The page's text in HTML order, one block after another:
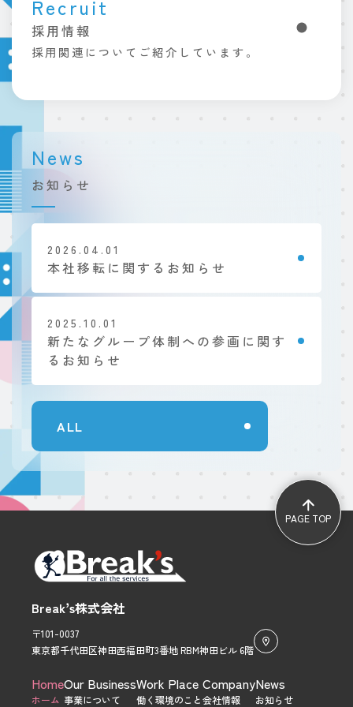
Recruit
採用情報
採用関連についてご紹介しています。
お知らせ
2026.04.01
本社移転に関するお知らせ
2025.10.01
新たなグループ体制への参画に関す
るお知らせ
ALL
Break’s株式会社
〒101-0037
東京都千代田区神田西福田町3番地 RBM神田ビル 6階
メ
HomeOur BusinessWork Place CompanyNews
PAGE TOP